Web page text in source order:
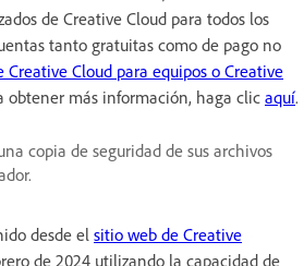
de Creative Cloud para todos los
tanto gratuitas como de pago no
Creative Cloud para equipos o Creative
obtener más información, haga clic aquí.
copia de seguridad de sus archivos
desde elsitio web de Creative
de 2024 utilizando la capacidad de